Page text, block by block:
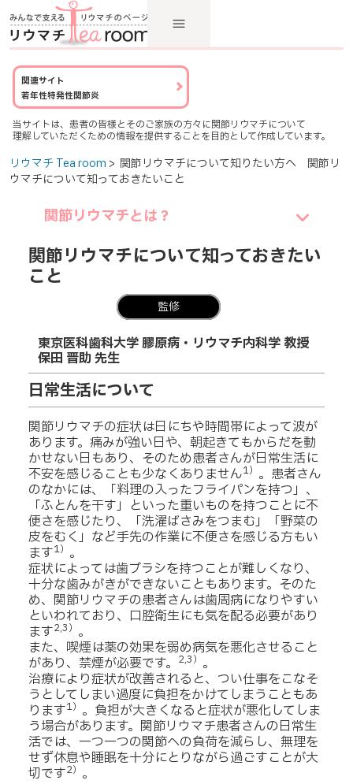
関連サイト
若年性特発性関節炎
当サイトは、患者の皆様とそのご家族の方々に関節リウマチについて
理解していただくための情報を提供することを目的として作成しています。
リウマチ Tea room > 関節リウマチについて知りたい方へ 関節リ
ウマチについて知っておきたいこと
関節リウマチとは？
関節リウマチについて知っておきたい
こと
監修
東京医科歯科大学 膠原病・リウマチ内科学 教授
保田 晋助 先生
日常生活について
関節リウマチの症状は日にちや時間帯によって波が
あります。痛みが強い日や、朝起きてもからだを動
かせない日もあり、そのため患者さんが日常生活に
不安を感じることも少なくありません1） 。患者さん
のなかには、「料理の入ったフライパンを持つ」、
「ふとんを干す」といった重いものを持つことに不
便さを感じたり、「洗濯ばさみをつまむ」「野菜の
皮をむく」など手先の作業に不便さを感じる方もい
ます1） 。
症状によっては歯ブラシを持つことが難しくなり、
十分な歯みがきができないこともあります。そのた
め、関節リウマチの患者さんは歯周病になりやすい
といわれており、口腔衛生にも気を配る必要があり
ます2,3） 。
また、喫煙は薬の効果を弱め病気を悪化させること
があり、禁煙が必要です。
2,3） 。
治療により症状が改善されると、つい仕事をこなそ
うとしてしまい過度に負担をかけてしまうこともあ
ります1） 。負担が大きくなると症状が悪化してしま
う場合があります。関節リウマチ患者さんの日常生
活では、一つ一つの関節への負荷を減らし、無理を
せず休息や睡眠を十分にとりながら過ごすことが大
切です2） 。